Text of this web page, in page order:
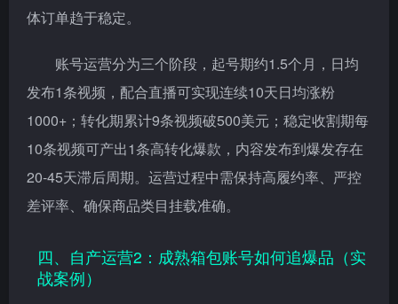
体订单趋于稳定。
账号运营分为三个阶段，起号期约1.5个月，日均
发布1条视频，配合直播可实现连续10天日均涨粉
1000+；转化期累计9条视频破500美元；稳定收割期每
10条视频可产出1条高转化爆款，内容发布到爆发存在
20-45天滞后周期。运营过程中需保持高履约率、严控
差评率、确保商品类目挂载准确。
四、自产运营2：成熟箱包账号如何追爆品（实
战案例）